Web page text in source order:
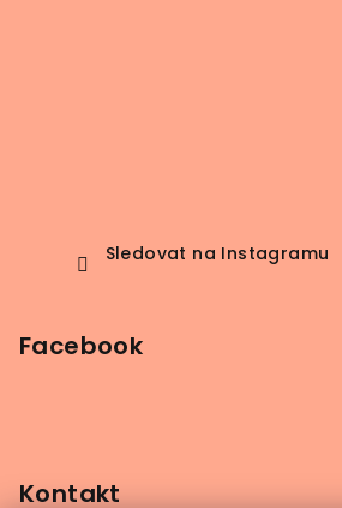
Sledovat na Instagramu
Facebook
Kontakt